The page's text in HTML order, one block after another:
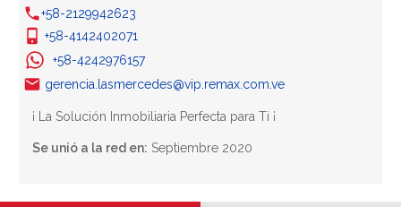
+58-2129942623
+58-4142402071
+58-4242976157
gerencia.lasmercedes@vip.remax.com.ve
¡ La Solución Inmobiliaria Perfecta para Ti ¡
Se unió a la red en: Septiembre 2020